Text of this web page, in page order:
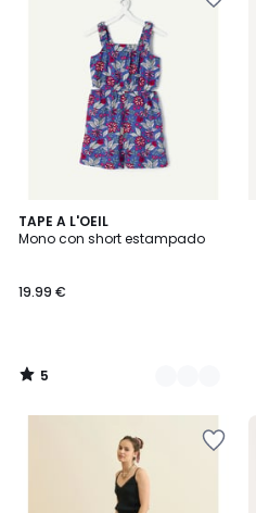
TAPE A L'OEIL
Mono con short estampado
19.99 €
5
/
2
Colores
5
/